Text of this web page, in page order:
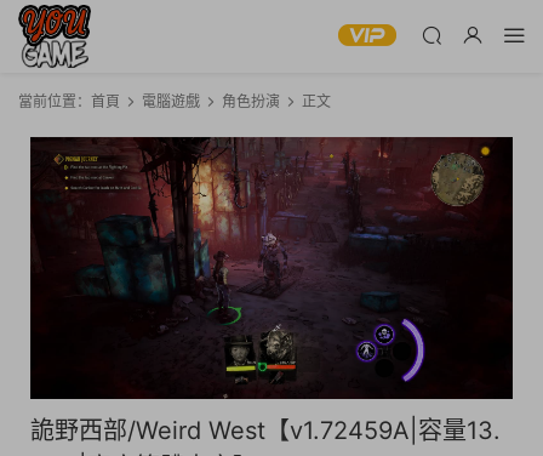
當前位置： 首頁 電腦遊戲 角色扮演 正文
詭野西部/Weird West【v1.72459A|容量13.